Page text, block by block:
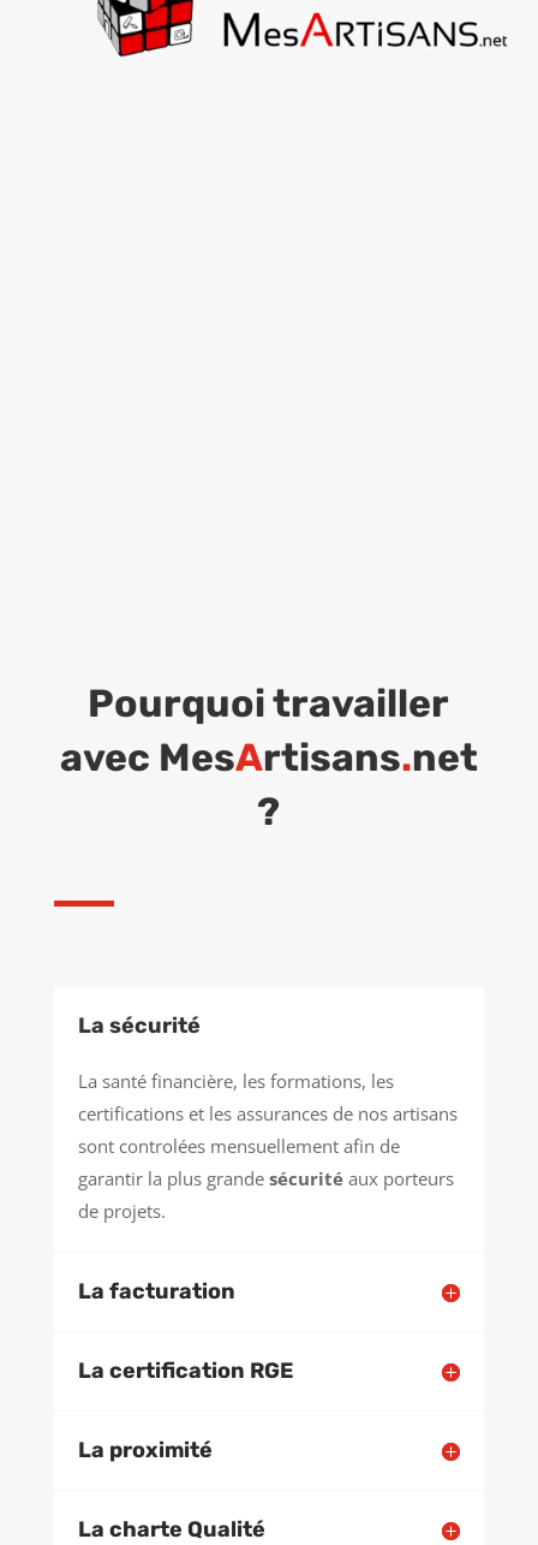
Pourquoi travailler
avec MesArtisans.net
?
La sécurité
La santé financière, les formations, les
certifications et les assurances de nos artisans
sont controlées mensuellement afin de
garantir la plus grande sécuritéaux porteurs
de projets.
La facturation
La certification RGE
La proximité
La charte Qualité